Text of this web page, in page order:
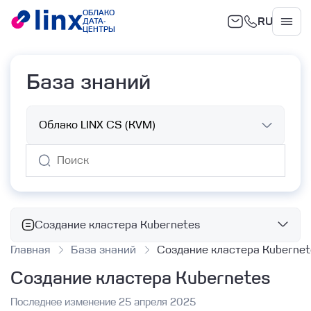
ОБЛАКО
ДАТА-
ЦЕНТРЫ
RU
Облако
База знаний
Создание кластера Kubernetes
Базовые сервисы
Облачные вычисления
Работа с ВМ с помощью Terraform
Объектное хранилище
Главная База знаний Создание кластера
Создание кластера Kubernetes
Последнее изменение 25 апреля 2025